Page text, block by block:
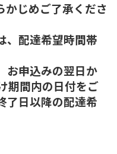
かじめご了承くださ
、配達希望時間帯
お申込みの翌日か
期間内の日付をご
了日以降の配達希